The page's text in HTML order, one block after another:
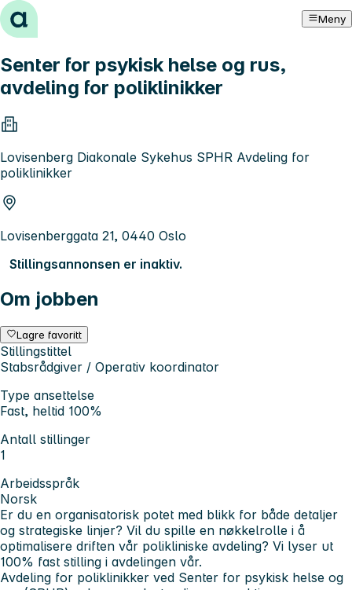
Hopp til innhold Meny
Senter for psykisk helse og rus,
avdeling for poliklinikker
Lovisenberg Diakonale Sykehus SPHR Avdeling for
poliklinikker
Lovisenberggata 21, 0440 Oslo
Stillingsannonsen er inaktiv.
Om jobben
Lagre favoritt
Stillingstittel
Stabsrådgiver / Operativ koordinator
Type ansettelse
Fast, heltid 100%
Antall stillinger
1
Arbeidsspråk
Norsk
Er du en organisatorisk potet med blikk for både detaljer
og strategiske linjer? Vil du spille en nøkkelrolle i å
optimalisere driften vår polikliniske avdeling? Vi lyser ut
100% fast stilling i avdelingen vår.
Avdeling for poliklinikker ved Senter for psykisk helse og